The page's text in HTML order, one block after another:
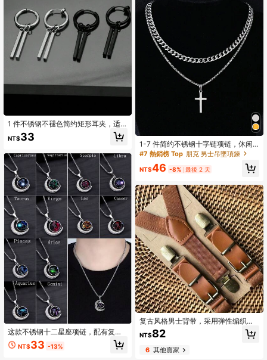
1 件不锈钢不褪色简约矩形耳夹，适
合有耳洞或无耳洞的男士
NT$33
这款不锈钢十二星座项链，配有复古
月亮和夜光石吊坠，低过敏性材质，
时尚优雅，适合日常佩戴、聚会和派
NT$33 -13%
1-7 件简约不锈钢十字链项链，休闲
日常佩戴，约会，派对，生日，圣诞
节，新年，情人节节日礼物
#7 熱銷榜 Top 朋克 男士吊墜項鍊
NT$46 -8% 最後 2 天
复古风格男士背带，采用弹性编织面
料，经典Y型后背设计，涤纶材质——
是婚礼和正式场合的理想之选。
NT$82
6其他賣家